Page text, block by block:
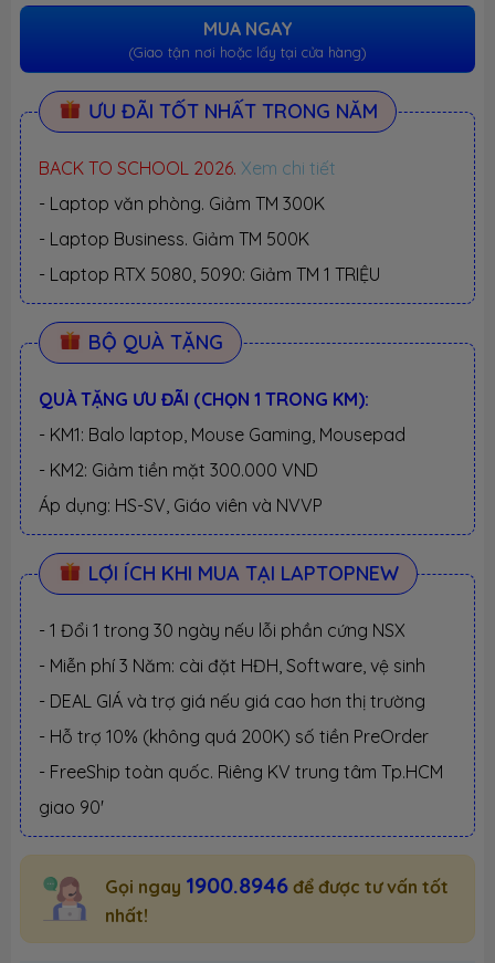
MUA NGAY
(Giao tận nơi hoặc lấy tại cửa hàng)
ƯU ĐÃI TỐT NHẤT TRONG NĂM
BACK TO SCHOOL 2026. Xem chi tiết
- Laptop văn phòng. Giảm TM 300K
- Laptop Business. Giảm TM 500K
- Laptop RTX 5080, 5090: Giảm TM 1 TRIỆU
BỘ QUÀ TẶNG
QUÀ TẶNG ƯU ĐÃI (CHỌN 1 TRONG KM):
- KM1: Balo laptop, Mouse Gaming, Mousepad
- KM2: Giảm tiền mặt 300.000 VND
Áp dụng: HS-SV, Giáo viên và NVVP
LỢI ÍCH KHI MUA TẠI LAPTOPNEW
- 1 Đổi 1 trong 30 ngày nếu lỗi phần cứng NSX
- Miễn phí 3 Năm: cài đặt HĐH, Software, vệ sinh
- DEAL GIÁ và trợ giá nếu giá cao hơn thị trường
- Hỗ trợ 10% (không quá 200K) số tiền PreOrder
- FreeShip toàn quốc. Riêng KV trung tâm Tp.HCM
giao 90'
Gọi ngay 1900.8946 để được tư vấn tốt
nhất!